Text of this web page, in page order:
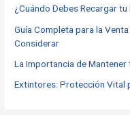
o
r
:
¿Cuándo Debes Recargar
Guía Completa para la
Considerar
La Importancia de Mantener
Extintores: Protección Vital